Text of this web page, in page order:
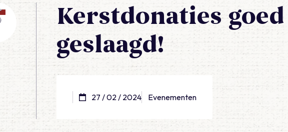
Kerstdonaties goed
geslaagd!
27 / 02 / 2024 Evenementen